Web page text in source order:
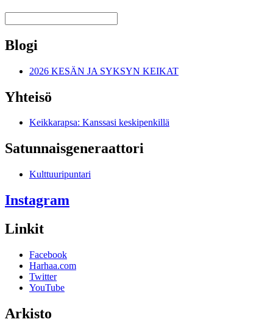
Blogi
2026 KESÄN JA SYKSYN KEIKAT
Yhteisö
Keikkarapsa: Kanssasi keskipenkillä
Satunnais­generaattori
Kulttuuripuntari
Instagram
Linkit
Facebook
Harhaa.com
Twitter
YouTube
Arkisto